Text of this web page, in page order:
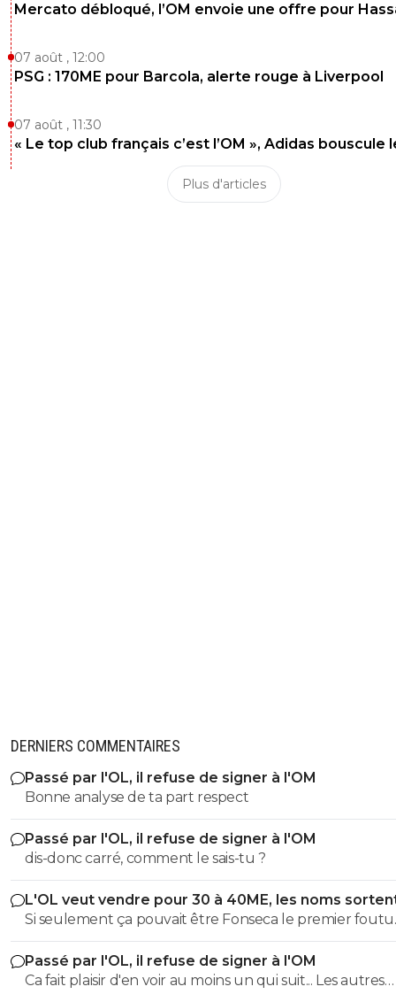
Mercato débloqué, l’OM envoie une offre pour
07 août , 12:00
PSG : 170ME pour Barcola, alerte rouge à Liverpool
07 août , 11:30
« Le top club français c’est l’OM », Adidas bouscule
Plus d'articles
DERNIERS COMMENTAIRES
Passé par l'OL, il refuse de signer à l'OM
Bonne analyse de ta part respect
Passé par l'OL, il refuse de signer à l'OM
dis-donc carré, comment le sais-tu ?
L'OL veut vendre pour 30 à 40ME, les noms
Si seulement ça pouvait être Fonseca le premier foutu
dehors, l'OL et ce très bon effectif s'en porterait tout
mieux
Passé par l'OL, il refuse de signer à l'OM
Ca fait plaisir d'en voir au moins un qui suit... Les autres